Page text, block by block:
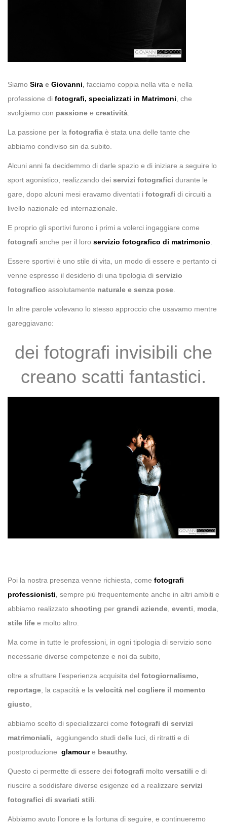
Siamo Sira e Giovanni, facciamo coppia nella vita e nella
professione di fotografi, specializzati in Matrimoni , che
svolgiamo con passione e creatività
La passione per la fotografia è stata una delle tante che
abbiamo condiviso sin da subito.
Alcuni anni fa decidemmo di darle spazio e di iniziare a seguire lo
sport agonistico, realizzando dei servizi fotografici durante le
gare, dopo alcuni mesi eravamo diventati i fotografi di circuiti a
livello nazionale ed internazionale.
E proprio gli sportivi furono i primi a volerci ingaggiare come
fotografi anche per il loro servizio fotografico di matrimonio
Essere sportivi è uno stile di vita, un modo di essere e pertanto ci
venne espresso il desiderio di una tipologia di servizio
fotografico assolutamente naturale e senza pose
In altre parole volevano lo stesso approccio che usavamo mentre
gareggiavano:
dei fotografi invisibili che
creano scatti fantastici.
Poi la nostra presenza venne richiesta, come fotografi
professionisti, sempre più frequentemente anche in altri ambiti e
abbiamo realizzato shooting per grandi aziende eventi moda
stile life e molto altro.
Ma come in tutte le professioni, in ogni tipologia di servizio sono
necessarie diverse competenze e noi da subito,
oltre a sfruttare l’esperienza acquisita del fotogiornalismo,
reportage la capacità e la velocità nel cogliere il momento
giusto
abbiamo scelto di specializzarci come fotografi di servizi
matrimoniali, aggiungendo studi delle luci, di ritratti e di
postproduzione glamoure beauthy.
Questo ci permette di essere dei fotografi molto versatili e di
riuscire a soddisfare diverse esigenze ed a realizzare servizi
fotografici di svariati stili
Abbiamo avuto l’onore e la fortuna di seguire, e continueremo